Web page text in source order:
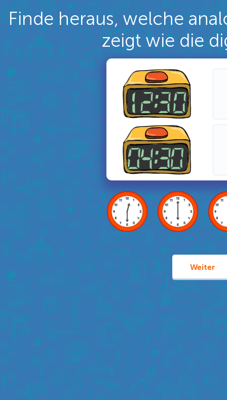
Finde heraus, welche
zeigt wie die